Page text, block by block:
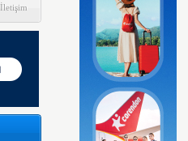
İletişim